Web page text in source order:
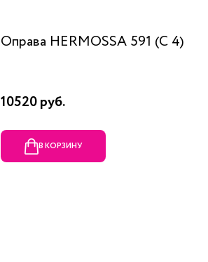
Оправа HERMOSSA 591 (C 4)
10520 руб.
В КОРЗИНУ